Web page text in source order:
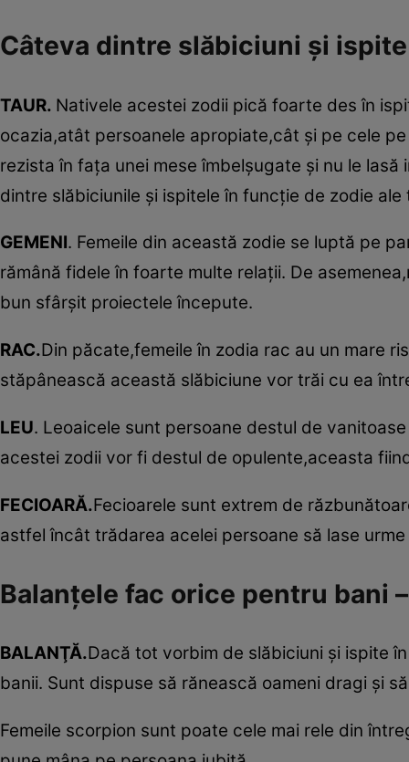
Câteva dintre slăbiciuni şi
TAUR. Nativele acestei zodii pică foarte des în
ocazia,atât persoanele apropiate,cât şi pe cele
rezista în faţa unei mese îmbelşugate şi nu le
dintre slăbiciunile şi ispitele în funcţie de zodie ale
GEMENI. Femeile din această zodie se luptă pe
rămână fidele în foarte multe relaţii. De
bun sfârşit proiectele începute.
RAC.Din păcate,femeile în zodia rac au un mare
stăpânească această slăbiciune vor trăi cu ea
LEU. Leoaicele sunt persoane destul de
acestei zodii vor fi destul de opulente,aceasta
FECIOARĂ.Fecioarele sunt extrem de
astfel încât trădarea acelei persoane să lase
Balanţele fac orice pentru bani
BALANŢĂ.Dacă tot vorbim de slăbiciuni şi ispite
banii. Sunt dispuse să rănească oameni dragi şi
Femeile scorpion sunt poate cele mai rele din